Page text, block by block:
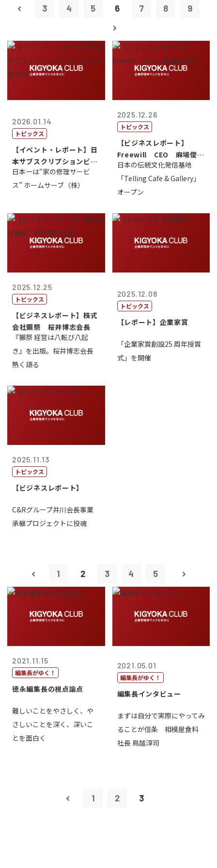
3 4 5 6 7 8 9
2026.01.14
トピックス
【イベント・レポート】日
本サブスクリプションビジ
ネス大賞20...
日本一は“家の修理サービ
ス” ホームサーブ（株）
2025.12.26
トピックス
【ビジネスレポート】
Freewill CEO 麻場俊行
氏
日本の伝統文化発信基地
「Telling Cafe & Gallery」
オープン
2025.12.25
トピックス
【ビジネスレポート】株式
会社獺祭 桜井博志会長
『獺祭 経営は八転び八起
き』を出版。桜井博志会長
熱く語る
2025.12.08
トピックス
【レポート】企業家賞
「企業家賞創設25 周年授賞
式」を開催
2025.11.13
トピックス
【ビジネスレポート】
C&Rグループ井川会長事業
承継プロジェクトに投魂
1 2 3 4 5
2021.11.15
編集長がゆく！
徳永編集長の視点論点
難しいことをやさしく、や
さしいことを深く、深いこ
とを面白く
2021.05.01
編集長がゆく！
編集長インタビュー
まずは自分で実際にやってみ
ることが信条 相模屋食料
社長 鳥越淳司
1 2 3